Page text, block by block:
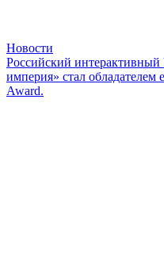
Новости
Российский
империя» стал обладателем
Award.